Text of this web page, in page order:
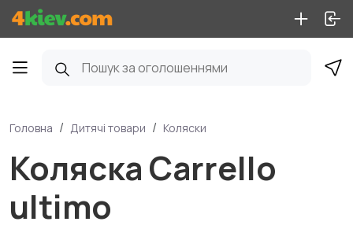
Головна Дитячі товари Коляски
Коляска Carrello
ultimo